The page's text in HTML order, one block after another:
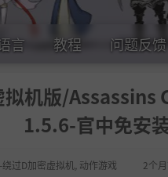
言 教程 问题反馈
拟机版/
1.5.6-官中免安
绕过D加密虚拟机, 动作游戏 2个